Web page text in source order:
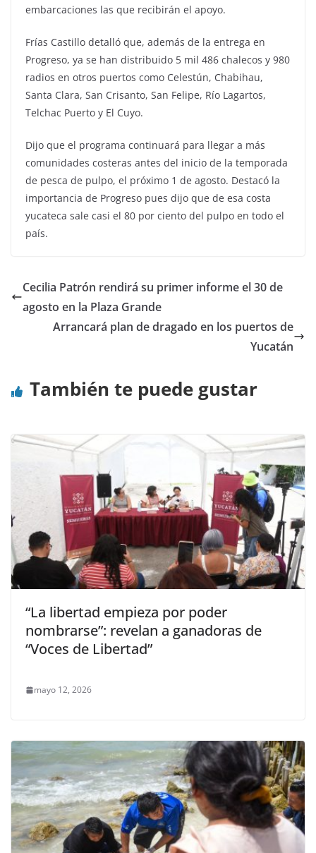
embarcaciones las que recibirán el apoyo.
Frías Castillo detalló que, además de la entrega en
Progreso, ya se han distribuido 5 mil 486 chalecos y 980
radios en otros puertos como Celestún, Chabihau,
Santa Clara, San Crisanto, San Felipe, Río Lagartos,
Telchac Puerto y El Cuyo.
Dijo que el programa continuará para llegar a más
comunidades costeras antes del inicio de la temporada
de pesca de pulpo, el próximo 1 de agosto. Destacó la
importancia de Progreso pues dijo que de esa costa
yucateca sale casi el 80 por ciento del pulpo en todo el
país.
Cecilia Patrón rendirá su primer informe el 30 de
agosto en la Plaza Grande
Arrancará plan de dragado en los puertos de
Yucatán
También te puede gustar
“La libertad empieza por poder
nombrarse”: revelan a ganadoras de
“Voces de Libertad”
mayo 12, 2026